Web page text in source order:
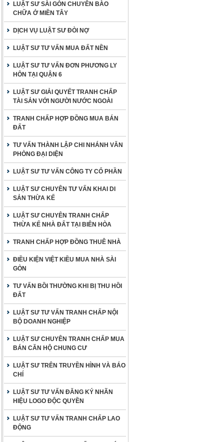
LUẬT SƯ SÀI GÒN CHUYÊN BÀO
CHỮA Ở MIỀN TÂY
DỊCH VỤ LUẬT SƯ ĐÒI NỢ
LUẬT SƯ TƯ VẤN MUA ĐẤT NỀN
LUẬT SƯ TƯ VẤN ĐƠN PHƯƠNG LY
HÔN TẠI QUẬN 6
LUẬT SƯ GIẢI QUYẾT TRANH CHẤP
TÀI SẢN VỚI NGƯỜI NƯỚC NGOÀI
TRANH CHẤP HỢP ĐỒNG MUA BÁN
ĐẤT
TƯ VẤN THÀNH LẬP CHI NHÁNH VĂN
PHÒNG ĐẠI DIỆN
LUẬT SƯ TƯ VẤN CÔNG TY CỔ PHẦN
LUẬT SƯ CHUYÊN TƯ VẤN KHAI DI
SẢN THỪA KẾ
LUẬT SƯ CHUYÊN TRANH CHẤP
THỪA KẾ NHÀ ĐẤT TẠI BIÊN HÒA
TRANH CHẤP HỢP ĐỒNG THUÊ NHÀ
ĐIỀU KIỆN VIỆT KIỀU MUA NHÀ SÀI
GÒN
TƯ VẤN BỒI THƯỜNG KHI BỊ THU HỒI
ĐẤT
LUẬT SƯ TƯ VẤN TRANH CHẤP NỘI
BỘ DOANH NGHIỆP
LUẬT SƯ CHUYÊN TRANH CHẤP MUA
BÁN CĂN HỘ CHUNG CƯ
LUẬT SƯ TRÊN TRUYỀN HÌNH VÀ BÁO
CHÍ
LUẬT SƯ TƯ VẤN ĐĂNG KÝ NHÃN
HIỆU LOGO ĐỘC QUYỀN
LUẬT SƯ TƯ VẤN TRANH CHẤP LAO
ĐỘNG